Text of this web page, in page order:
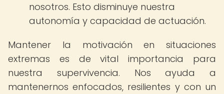
nosotros. Esto disminuye nuestra
autonomía y capacidad de actuación.
Mantener la motivación en situaciones
extremas es de vital importancia para
nuestra supervivencia. Nos ayuda a
mantenernos enfocados, resilientes y con un